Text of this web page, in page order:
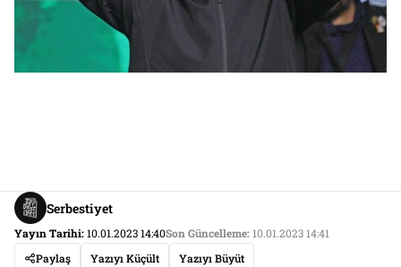
Serbestiyet
Yayın Tarihi:10.01.2023 14:40Son Güncelleme:10.01.2023 14:41
Paylaş
Yazıyı Küçült Yazıyı Büyüt